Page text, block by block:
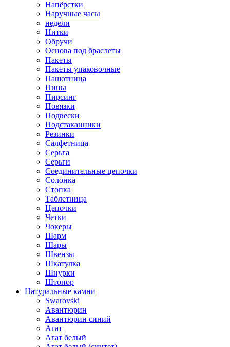
Напёрстки
Наручные часы
недели
Нитки
Обручи
Основа под браслеты
Пакеты
Пакеты упаковочные
Пашотница
Пины
Пирсинг
Повязки
Подвески
Подстаканники
Резинки
Салфетница
Серьга
Серьги
Соединительные цепочки
Солонка
Стопка
Таблетница
Цепочки
Четки
Чокеры
Шарм
Шары
Швензы
Шкатулка
Шнурки
Штопор
Натуральные камни
Swarovski
Авантюрин
Авантюрин синий
Агат
Агат белый